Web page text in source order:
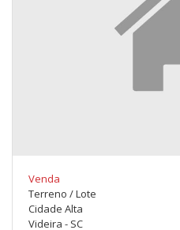
Venda
Terreno / Lote
Cidade Alta
Videira - SC